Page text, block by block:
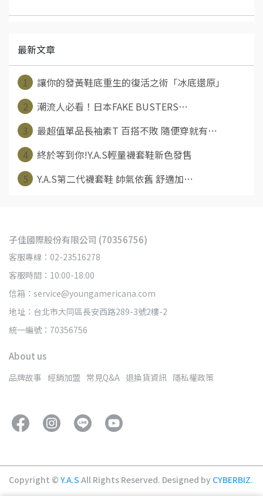
最新文章
1
讓你的發黃鞋底重生的復活之術「冰底還原」
2
潮流人必看！日本FAKE BUSTERS⋯
3
最超值單品長袖素T 百搭不敗 隨便穿就有⋯
4
終於等到你!Y.A.S輕量襪套鞋新色發售
5
Y.A.S第二代襪套鞋 帥氣依舊 舒適加⋯
子佳國際股份有限公司 (70356756)
客服專線：02-23516278
客服時間：10:00-18:00
信箱：service@youngamericana.com
地址：台北市大同區長安西路289-3號2樓-2
統一編號：70356756
About us
品牌故事 經銷加盟 常見Q&A 退換貨資訊 隱私權政策
Copyright © Y.A.S All Rights Reserved. Designed by CYBERBIZ.